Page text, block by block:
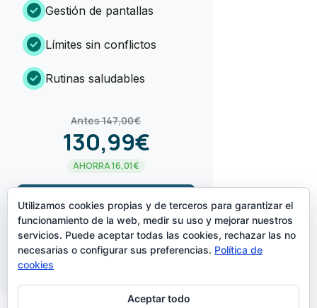
check_circle Gestión de pantallas
check_circle Límites sin conflictos
check_circle Rutinas saludables
Antes 147,00€
130,99€
AHORRA 16,01€
¡LO QUIERO!arrow_forward
CREADO POR
Utilizamos cookies propias y de terceros para garantizar el
funcionamiento de la web, medir su uso y mejorar nuestros
servicios. Puede aceptar todas las cookies, rechazar las no
necesarias o configurar sus preferencias. Política de
cookies
Aceptar todo